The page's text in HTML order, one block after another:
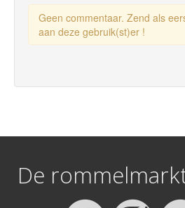
Geen commentaar. Zend als
aan deze gebruik(st)er !
De